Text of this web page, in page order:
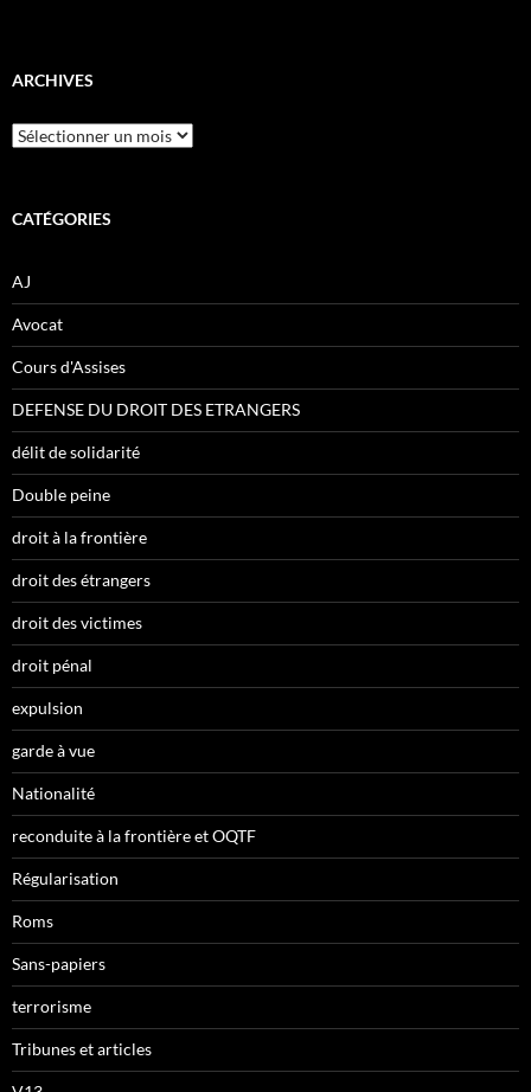
ARCHIVES
Archives
CATÉGORIES
AJ
Avocat
Cours d'Assises
DEFENSE DU DROIT DES ETRANGERS
délit de solidarité
Double peine
droit à la frontière
droit des étrangers
droit des victimes
droit pénal
expulsion
garde à vue
Nationalité
reconduite à la frontière et OQTF
Régularisation
Roms
Sans-papiers
terrorisme
Tribunes et articles